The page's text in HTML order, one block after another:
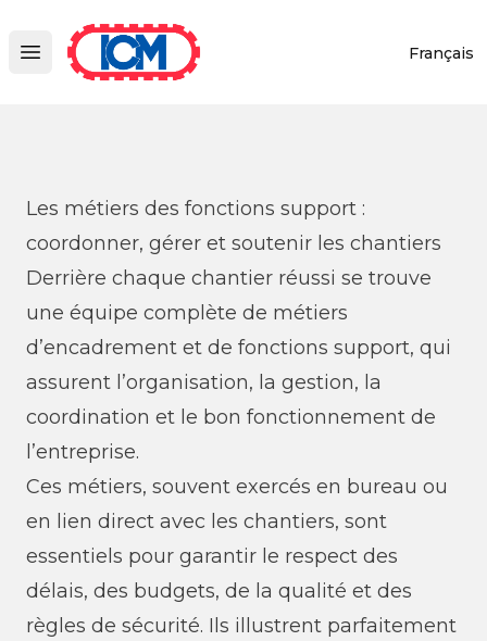
Open main menu
ICM
Français
Les métiers des fonctions support :
coordonner, gérer et soutenir les chantiers
Derrière chaque chantier réussi se trouve
une équipe complète de métiers
d’encadrement et de fonctions support, qui
assurent l’organisation, la gestion, la
coordination et le bon fonctionnement de
l’entreprise.
Ces métiers, souvent exercés en bureau ou
en lien direct avec les chantiers, sont
essentiels pour garantir le respect des
délais, des budgets, de la qualité et des
règles de sécurité. Ils illustrent parfaitement